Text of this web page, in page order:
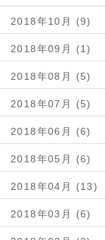
2018年10月 (9)
2018年09月 (1)
2018年08月 (5)
2018年07月 (5)
2018年06月 (6)
2018年05月 (6)
2018年04月 (13)
2018年03月 (6)